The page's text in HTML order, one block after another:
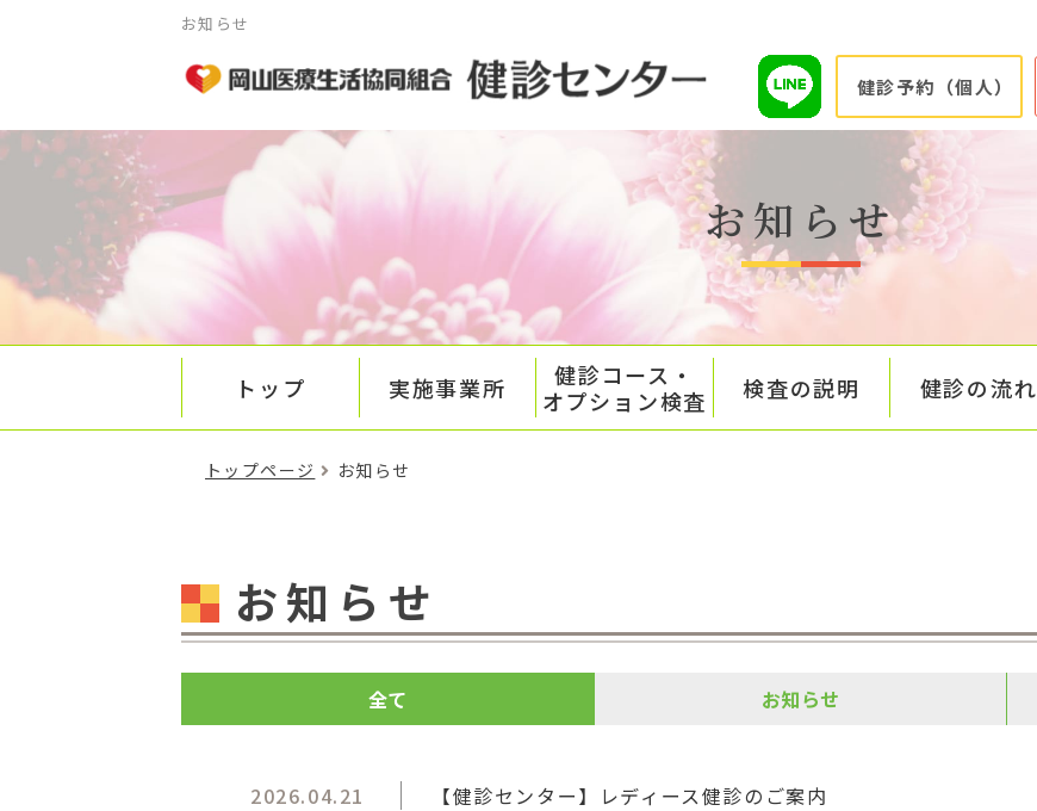
お知らせ
健診予約（個人）
お知らせ
トップ 実施事業所
健診コース・
オプション検査
検査の説明 健診の流れ
トップページ お知らせ
お知らせ
全て お知らせ
2026.04.21 【健診センター】レディース健診のご案内